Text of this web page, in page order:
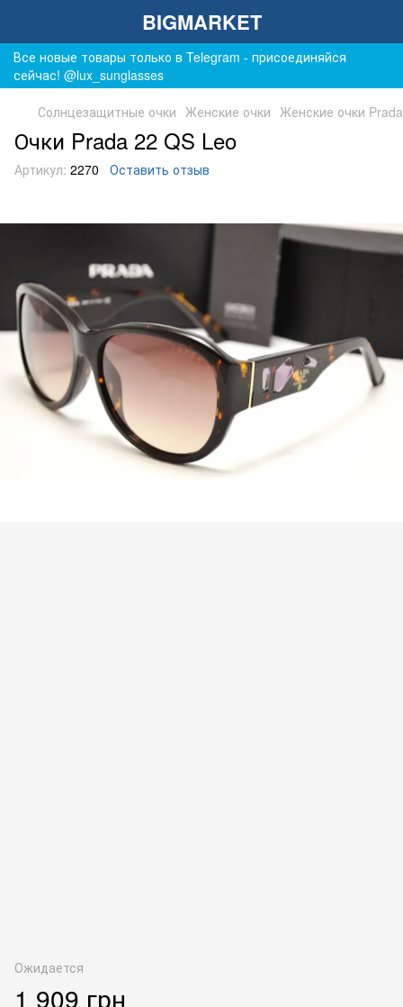
BIGMARKET
Все новые товары только в Telegram - присоединяйся
сейчас! @lux_sunglasses
Солнцезащитные очки Женские очки Женские очки Prada
Очки Prada 22 QS Leo
Артикул: 2270 Оставить отзыв
Ожидается
1 909 грн